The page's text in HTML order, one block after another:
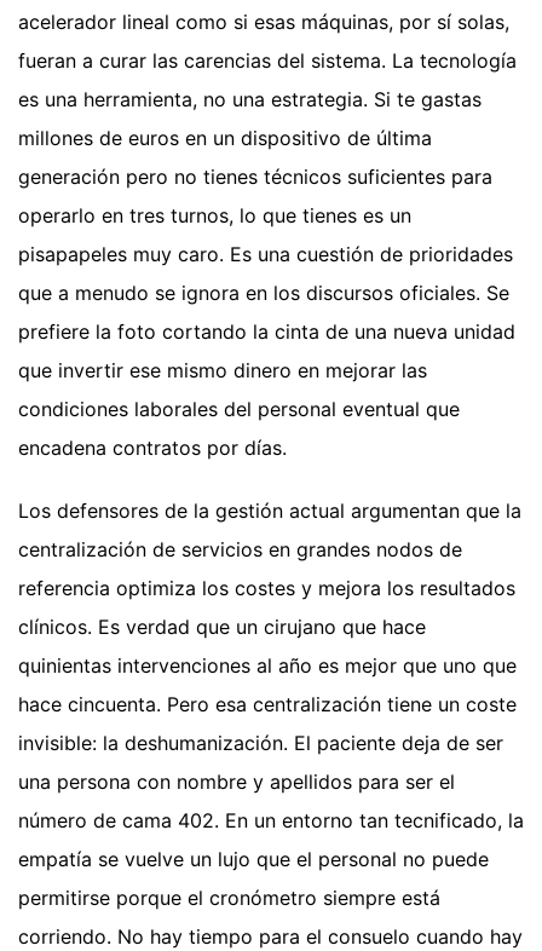
acelerador lineal como si esas máquinas, por sí solas,
fueran a curar las carencias del sistema. La tecnología
es una herramienta, no una estrategia. Si te gastas
millones de euros en un dispositivo de última
generación pero no tienes técnicos suficientes para
operarlo en tres turnos, lo que tienes es un
pisapapeles muy caro. Es una cuestión de prioridades
que a menudo se ignora en los discursos oficiales. Se
prefiere la foto cortando la cinta de una nueva unidad
que invertir ese mismo dinero en mejorar las
condiciones laborales del personal eventual que
encadena contratos por días.
Los defensores de la gestión actual argumentan que la
centralización de servicios en grandes nodos de
referencia optimiza los costes y mejora los resultados
clínicos. Es verdad que un cirujano que hace
quinientas intervenciones al año es mejor que uno que
hace cincuenta. Pero esa centralización tiene un coste
invisible: la deshumanización. El paciente deja de ser
una persona con nombre y apellidos para ser el
número de cama 402. En un entorno tan tecnificado, la
empatía se vuelve un lujo que el personal no puede
permitirse porque el cronómetro siempre está
corriendo. No hay tiempo para el consuelo cuando hay